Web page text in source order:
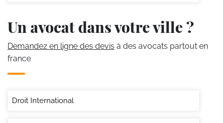
Un avocat dans votre ville ?
Demandez en ligne des devis à des avocats partout en
france
Droit International